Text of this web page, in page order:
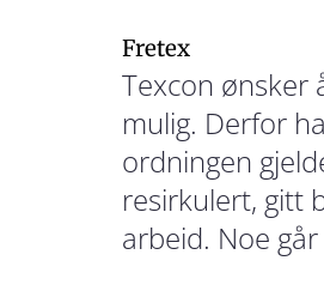
Fretex
Texcon ønsker
mulig. Derfor
ordningen
resirkulert, gitt
arbeid. Noe